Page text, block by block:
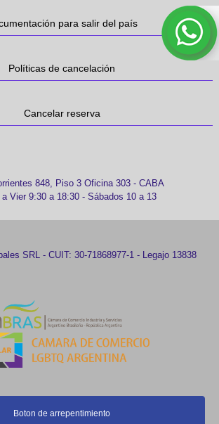
para salir del país
Políticas de cancelación
Cancelar reserva
848, Piso 3 Oficina 303 - CABA
a Vier 9:30 a 18:30 - Sábados 10 a 13
SRL - CUIT: 30-71868977-1 - Legajo 13838
Boton de arrepentimiento